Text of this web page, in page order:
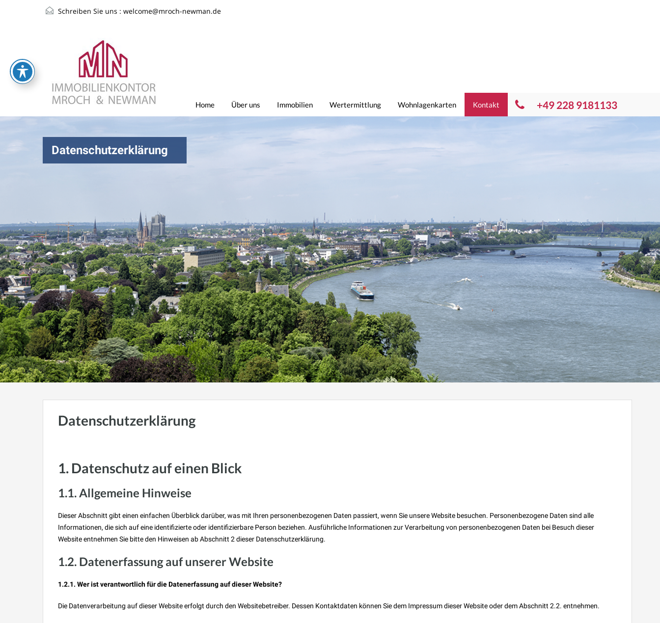
Schreiben Sie uns : welcome@mroch-newman.de
+49 228 9181133
Home Über uns Immobilien Wertermittlung Wohnlagenkarten Kontakt
Datenschutzerklärung
Datenschutzerklärung
1. Datenschutz auf einen Blick
1.1. Allgemeine Hinweise
Dieser Abschnitt gibt einen einfachen Überblick darüber, was mit Ihren personenbezogenen Daten passiert, wenn Sie unsere Website besuchen. Personenbezogene Daten sind alle
Informationen, die sich auf eine identifizierte oder identifizierbare Person beziehen. Ausführliche Informationen zur Verarbeitung von personenbezogenen Daten bei Besuch dieser
Website entnehmen Sie bitte den Hinweisen ab Abschnitt 2 dieser Datenschutzerklärung.
1.2. Datenerfassung auf unserer Website
1.2.1. Wer ist verantwortlich für die Datenerfassung auf dieser Website?
Die Datenverarbeitung auf dieser Website erfolgt durch den Websitebetreiber. Dessen Kontaktdaten können Sie dem Impressum dieser Website oder dem Abschnitt 2.2. entnehmen.